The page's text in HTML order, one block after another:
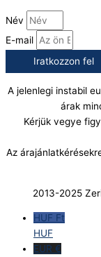
Név
E-mail
Iratkozzon fel
A jelenlegi instabil
árak
Kérjük vegye
Az
2013-2025
HUF Ft
HUF
EUR €